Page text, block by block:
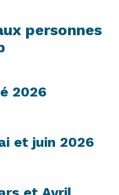
personnes
2026
et juin 2026